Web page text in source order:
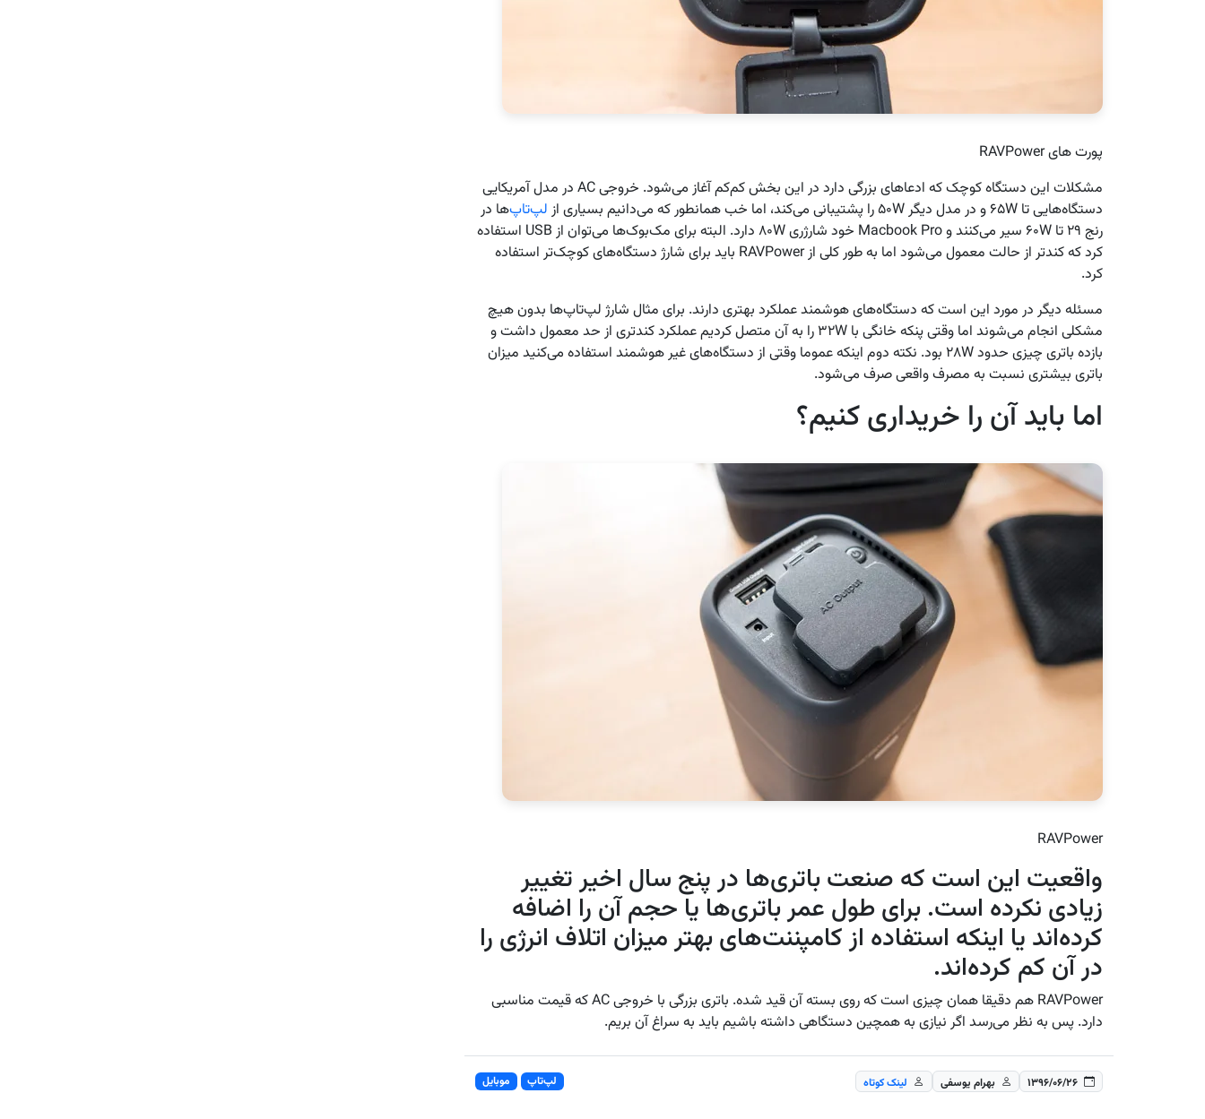
پورت های RAVPower
مشکلات این دستگاه کوچک که ادعاهای بزرگی دارد در این بخش کم‌کم آغاز می‌شود. خروجی AC در مدل آمریکایی
دستگاه‌هایی تا ۶۵W و در مدل دیگر ۵۰W را پشتیبانی می‌کند، اما خب همانطور که می‌دانیم بسیاری از
لپ‌تاپ‌ها در
رنج ۲۹ تا ۶۰W سیر می‌کنند و Macbook Pro خود شارژری ۸۰W دارد. البته برای مک‌بوک‌ها می‌توان از USB استفاده
کرد که کندتر از حالت معمول می‌شود اما به طور کلی از RAVPower باید برای شارژ دستگاه‌های کوچک‌تر استفاده
کرد.
مسئله دیگر در مورد این است که دستگاه‌های هوشمند عملکرد بهتری دارند. برای مثال شارژ لپ‌تاپ‌ها بدون هیچ
مشکلی انجام می‌شوند اما وقتی پنکه خانگی با ۳۲W را به آن متصل کردیم عملکرد کندتری از حد معمول داشت و
بازده باتری چیزی حدود ۲۸W بود. نکته دوم اینکه عموما وقتی از دستگاه‌های غیر هوشمند استفاده می‌کنید میزان
باتری بیشتری نسبت به مصرف واقعی صرف می‌شود.
اما باید آن را خریداری کنیم؟
RAVPower
واقعیت این است که صنعت باتری‌ها در پنج سال اخیر تغییر
زیادی نکرده است. برای طول عمر باتری‌ها یا حجم آن‌ را اضافه
کرده‌اند یا اینکه استفاده از کامپننت‌های بهتر میزان اتلاف انرژی را
در آن کم کرده‌اند.
RAVPower هم دقیقا همان چیزی است که روی بسته آن قید شده. باتری بزرگی با خروجی AC که قیمت مناسبی
دارد. پس به نظر می‌رسد اگر نیازی به همچین دستگاهی داشته باشیم باید به سراغ آن بریم.
۱۳۹۶/۰۶/۲۶ بهرام یوسفی لینک کوتاه لپ‌تاپ موبایل